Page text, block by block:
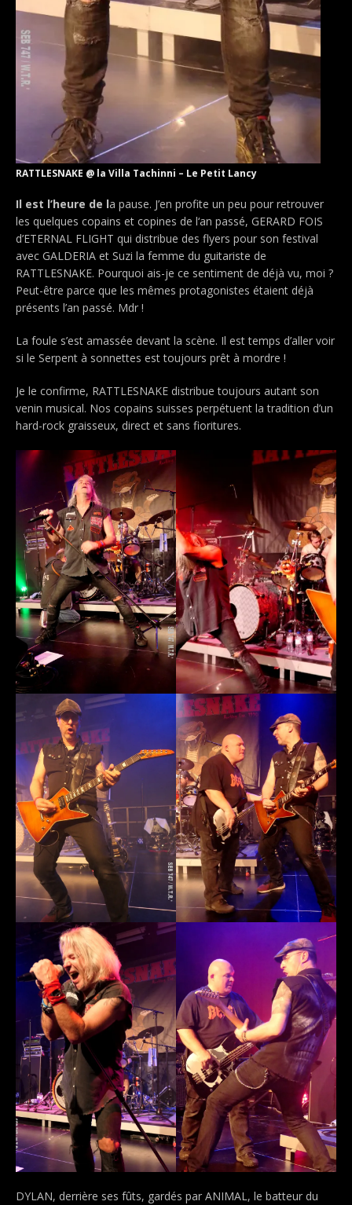
RATTLESNAKE @ la Villa Tachinni – Le Petit Lancy
Il est l’heure de la pause. J’en profite un peu pour retrouver
les quelques copains et copines de l‘an passé, GERARD FOIS
d’ETERNAL FLIGHT qui distribue des flyers pour son festival
avec GALDERIA et Suzi la femme du guitariste de
RATTLESNAKE. Pourquoi ais-je ce sentiment de déjà vu, moi ?
Peut-être parce que les mêmes protagonistes étaient déjà
présents l’an passé. Mdr !
La foule s’est amassée devant la scène. Il est temps d’aller voir
si le Serpent à sonnettes est toujours prêt à mordre !
Je le confirme, RATTLESNAKE distribue toujours autant son
venin musical. Nos copains suisses perpétuent la tradition d’un
hard-rock graisseux, direct et sans fioritures.
DYLAN, derrière ses fûts, gardés par ANIMAL, le batteur du